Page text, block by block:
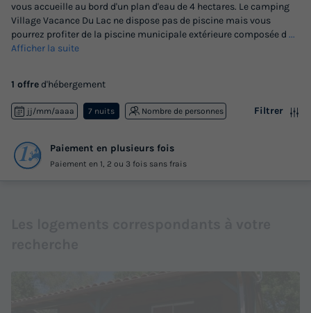
vous accueille au bord d'un plan d'eau de 4 hectares. Le camping
Village Vacance Du Lac ne dispose pas de piscine mais vous
pourrez profiter de la piscine municipale extérieure composée d ...
Afficher la suite
1 offre d'hébergement
jj/mm/aaaa 7 nuits Nombre de personnes Filtrer
Paiement en plusieurs fois
Paiement en 1, 2 ou 3 fois sans frais